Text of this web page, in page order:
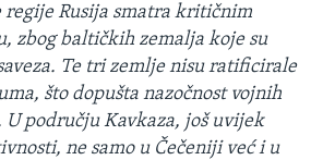
regije Rusija smatra kritičnim
zbog baltičkih zemalja koje su
Te tri zemlje nisu ratificirale
što dopušta nazočnost vojnih
U području Kavkaza, još uvijek
ne samo u Čečeniji već i u